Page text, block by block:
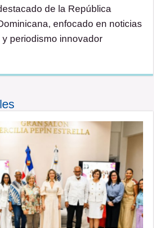
de la República
enfocado en noticias
periodismo innovador